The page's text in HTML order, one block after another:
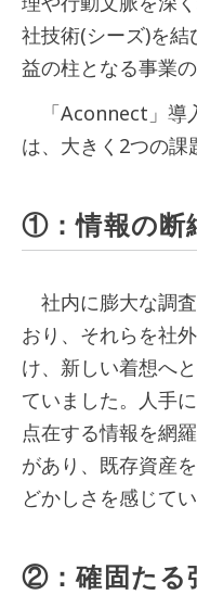
社技術(シーズ)を
益の柱となる事業
「Aconnect」導
は、大きく2つの課
①：情報の断
社内に膨大な調
おり、それらを社
け、新しい着想へ
ていました。人手
点在する情報を網
があり、既存資産
どかしさを感じてい
②：確固たる